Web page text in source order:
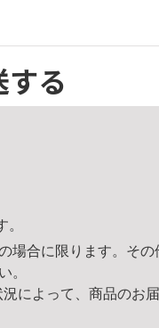
する
場合に限ります。その
。
によって、商品のお